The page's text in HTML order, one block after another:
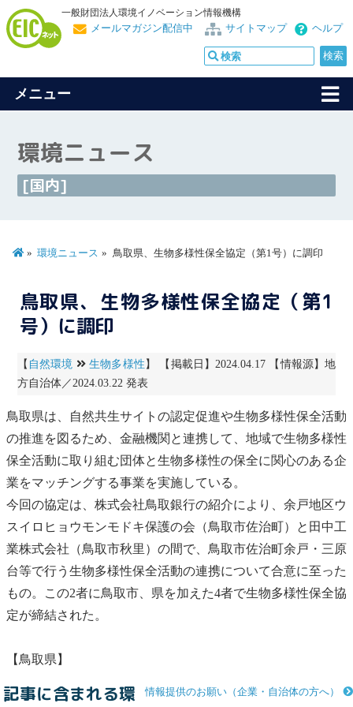
一般財団法人環境イノベーション情報機構
ヘルプ
サイトマップ
メールマガジン配信中
メニュー
環境ニュース
[国内]
環境ニュース 鳥取県、生物多様性保全協定（第1号）に調印
鳥取県、生物多様性保全協定（第1
号）に調印
【 自然環境 生物多様性 】 【掲載日】2024.04.17 【情報源】地
方自治体／2024.03.22 発表
鳥取県は、自然共生サイトの認定促進や生物多様性保全活動
の推進を図るため、金融機関と連携して、地域で生物多様性
保全活動に取り組む団体と生物多様性の保全に関心のある企
業をマッチングする事業を実施している。
今回の協定は、株式会社鳥取銀行の紹介により、余戸地区ウ
スイロヒョウモンモドキ保護の会（鳥取市佐治町）と田中工
業株式会社（鳥取市秋里）の間で、鳥取市佐治町余戸・三原
台等で行う 生物多様性保全活動の連携について合意に至った
もの。この2者に鳥取市、県を加えた4者で生物多様性保全協
定が締結された。
【鳥取県】
情報提供のお願い（企業・自治体の方へ）
記事に含まれる環